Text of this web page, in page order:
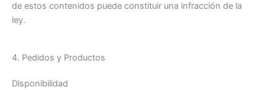
de estos contenidos puede constituir una infracción de la
ley.
4. Pedidos y Productos
Disponibilidad